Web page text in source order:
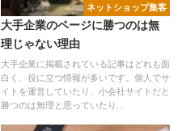
ネットショップ集客
大手企業のページに勝つのは無
理じゃない理由
大手企業に掲載されている記事はどれも面
白く、役に立つ情報が多いです。個人でサ
イトを運営していたり、小会社サイトだと
勝つのは無理と思っていたり...